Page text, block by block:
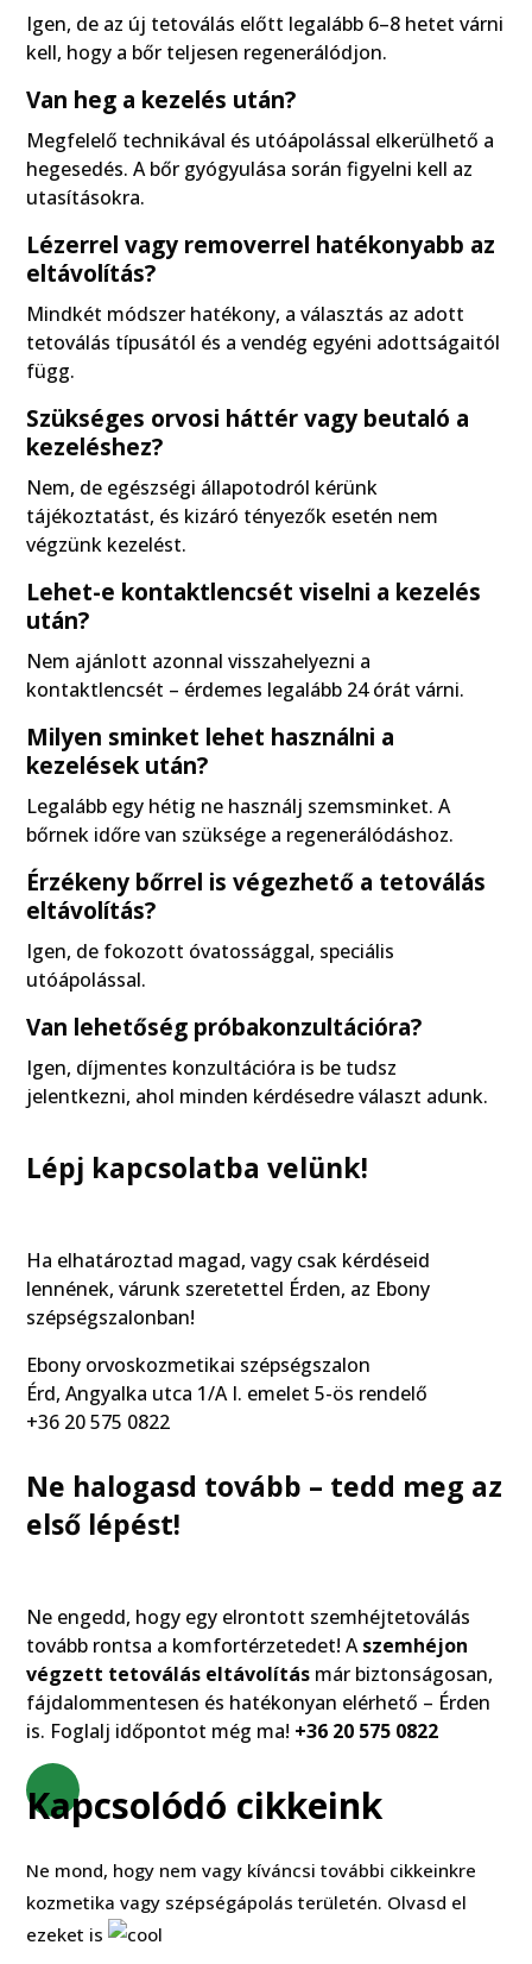
Igen, de az új tetoválás előtt legalább 6–8 hetet várni
kell, hogy a bőr teljesen regenerálódjon.
Van heg a kezelés után?
Megfelelő technikával és utóápolással elkerülhető a
hegesedés. A bőr gyógyulása során figyelni kell az
utasításokra.
Lézerrel vagy removerrel hatékonyabb az
eltávolítás?
Mindkét módszer hatékony, a választás az adott
tetoválás típusától és a vendég egyéni adottságaitól
függ.
Szükséges orvosi háttér vagy beutaló a
kezeléshez?
Nem, de egészségi állapotodról kérünk
tájékoztatást, és kizáró tényezők esetén nem
végzünk kezelést.
Lehet-e kontaktlencsét viselni a kezelés
után?
Nem ajánlott azonnal visszahelyezni a
kontaktlencsét – érdemes legalább 24 órát várni.
Milyen sminket lehet használni a
kezelések után?
Legalább egy hétig ne használj szemsminket. A
bőrnek időre van szüksége a regenerálódáshoz.
Érzékeny bőrrel is végezhető a tetoválás
eltávolítás?
Igen, de fokozott óvatossággal, speciális
utóápolással.
Van lehetőség próbakonzultációra?
Igen, díjmentes konzultációra is be tudsz
jelentkezni, ahol minden kérdésedre választ adunk.
Lépj kapcsolatba velünk!
Ha elhatároztad magad, vagy csak kérdéseid
lennének, várunk szeretettel Érden, az Ebony
szépségszalonban!
Ebony orvoskozmetikai szépségszalon
Érd, Angyalka utca 1/A I. emelet 5-ös rendelő
+36 20 575 0822
Ne halogasd tovább – tedd meg az
első lépést!
Ne engedd, hogy egy elrontott szemhéjtetoválás
tovább rontsa a komfortérzetedet! Aszemhéjon
végzett tetoválás eltávolítás már biztonságosan,
fájdalommentesen és hatékonyan elérhető – Érden
is. Foglalj időpontot még ma! +36 20 575 0822
Kapcsolódó cikkeink
Ne mond, hogy nem vagy kíváncsi további cikkeinkre
kozmetika vagy szépségápolás területén. Olvasd el
ezeket is